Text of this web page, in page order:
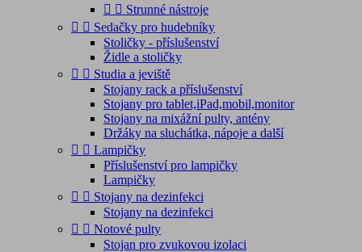
  Strunné nástroje
  Sedačky pro hudebníky
Stoličky - příslušenství
Židle a stoličky
  Studia a jeviště
Stojany rack a příslušenství
Stojany pro tablet,iPad,mobil,monitor
Stojany na mixážní pulty, antény
Držáky na sluchátka, nápoje a další
  Lampičky
Příslušenství pro lampičky
Lampičky
  Stojany na dezinfekci
Stojany na dezinfekci
  Notové pulty
Stojan pro zvukovou izolaci